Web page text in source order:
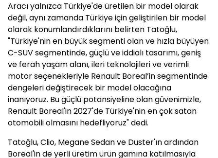
Aracı yalnızca Türkiye'de üretilen bir model olarak
değil, aynı zamanda Türkiye için geliştirilen bir model
olarak konumlandırdıklarını belirten Tatoğlu,
"Türkiye'nin en büyük segmenti olan ve hızla büyüyen
C-SUV segmentinde, güçlü ve iddialı tasarımı, geniş
ve ferah yaşam alanı, ileri teknolojileri ve verimli
motor seçenekleriyle Renault Boreal’in segmentinde
dengeleri değiştirecek bir model olacağına
inanıyoruz. Bu güçlü potansiyeline olan güvenimizle,
Renault Boreal'in 2027'de Türkiye'nin en çok satan
otomobili olmasını hedefliyoruz" dedi.
Tatoğlu, Clio, Megane Sedan ve Duster'ın ardından
Boreal'in de yerli üretim ürün gamına katılmasıyla